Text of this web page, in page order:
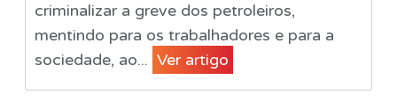
criminalizar a greve dos petroleiros,
mentindo para os trabalhadores e para a
sociedade, ao... Ver artigo